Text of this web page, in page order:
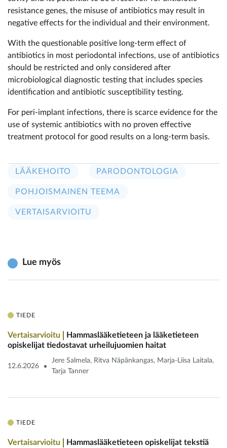
resistance genes, the misuse of antibiotics may result in
negative effects for the individual and their environment.
With the questionable positive long-term effect of
antibiotics in most periodontal infections, use of antibiotics
should be restricted and only considered after
microbiological diagnostic testing that includes species
identification and antibiotic susceptibility testing.
For peri-implant infections, there is scarce evidence for the
use of systemic antibiotics with no proven effective
treatment protocol for good results on a long-term basis.
LÄÄKEHOITO PARODONTOLOGIA
POHJOISMAINEN TEEMA
VERTAISARVIOITU
Lue myös
TIEDE
Vertaisarvioitu
Hammaslääketieteen ja lääketieteen
opiskelijat tiedostavat urheilu­juomien haitat
12.6.2026
Jere Salmela, Ritva Näpänkangas, Marja-Liisa Laitala,
Tarja Tanner
TIEDE
Vertaisarvioitu
Hammaslääketieteen opiskelijat tekstiä